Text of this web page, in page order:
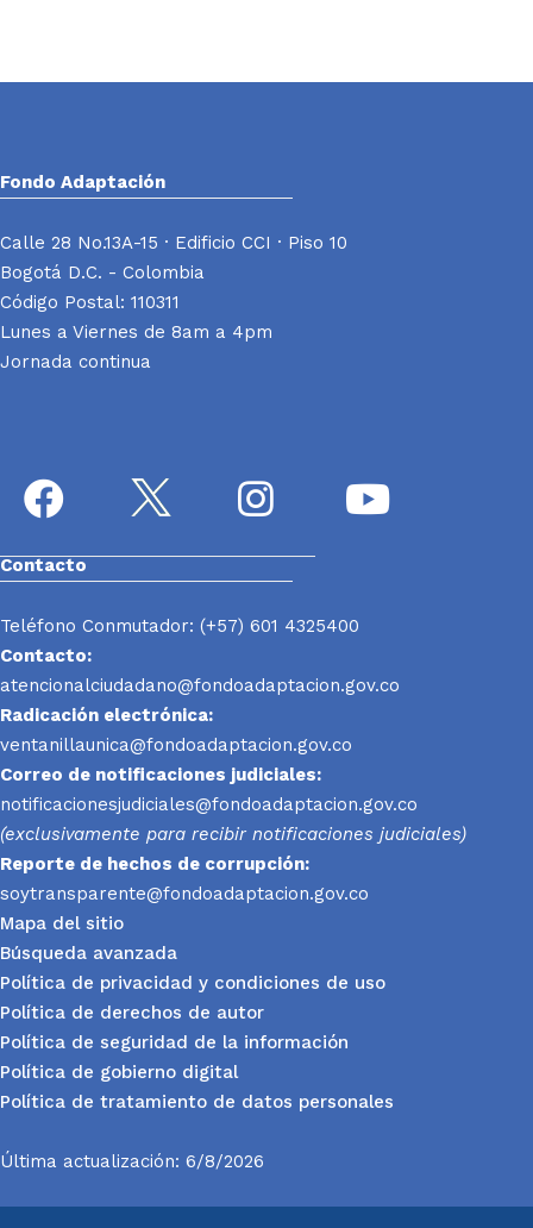
Fondo Adaptación
Calle 28 No.13A-15 · Edificio CCI · Piso 10
Bogotá D.C. - Colombia
Código Postal: 110311
Lunes a Viernes de 8am a 4pm
Jornada continua
Contacto
Teléfono Conmutador: (+57) 601 4325400
Contacto:
atencionalciudadano@fondoadaptacion.gov.co
Radicación electrónica:
ventanillaunica@fondoadaptacion.gov.co
Correo de notificaciones judiciales:
notificacionesjudiciales@fondoadaptacion.gov.co
(exclusivamente para recibir notificaciones judiciales)
Reporte de hechos de corrupción:
soytransparente@fondoadaptacion.gov.co
Mapa del sitio
Búsqueda avanzada
Política de privacidad y condiciones de uso
Política de derechos de autor
Política de seguridad de la información
Política de gobierno digital
Política de tratamiento de datos personales
Última actualización: 6/8/2026